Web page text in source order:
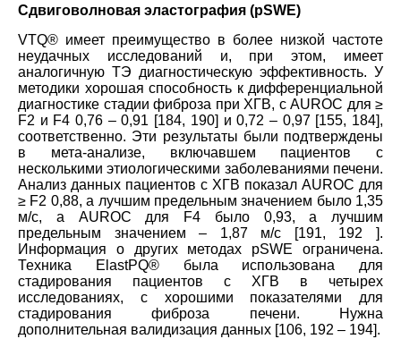
Сдвиговолновая эластография (pSWE)
VTQ® имеет преимущество в более низкой частоте
неудачных исследований и, при этом, имеет
аналогичную TЭ диагностическую эффективность. У
методики хорошая способность к дифференциальной
диагностике стадии фиброза при ХГВ, с AUROC для ≥
F2 и F4 0,76 – 0,91 [184, 190] и 0,72 – 0,97 [155, 184],
соответственно. Эти результаты были подтверждены
в мета-анализе, включавшем пациентов с
несколькими этиологическими заболеваниями печени.
Анализ данных пациентов с ХГВ показал AUROC для
≥ F2 0,88, а лучшим предельным значением было 1,35
м/с, а AUROC для F4 было 0,93, а лучшим
предельным значением – 1,87 м/с [191, 192 ].
Информация о других методах pSWE ограничена.
Техника ElastPQ® была использована для
стадирования пациентов с ХГВ в четырех
исследованиях, с хорошими показателями для
стадирования фиброза печени. Нужна
дополнительная валидизация данных [106, 192 – 194].